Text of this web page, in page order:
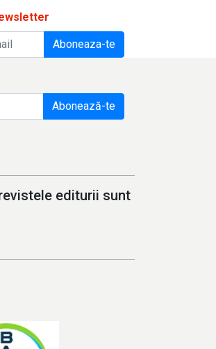
Aboneaza-te
Abonează-te
editurii sunt